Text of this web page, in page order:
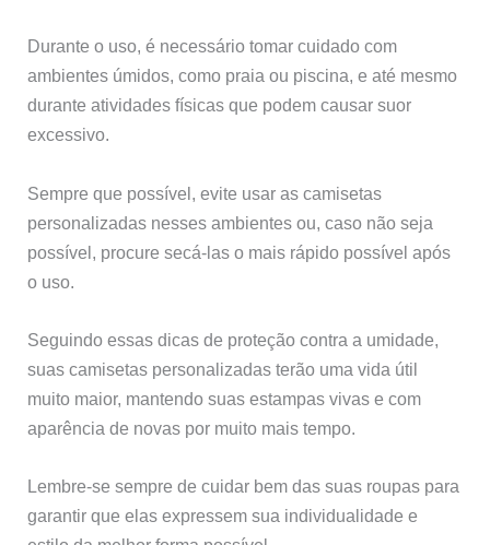
Durante o uso, é necessário tomar cuidado com
ambientes úmidos, como praia ou piscina, e até mesmo
durante atividades físicas que podem causar suor
excessivo.
Sempre que possível, evite usar as camisetas
personalizadas nesses ambientes ou, caso não seja
possível, procure secá-las o mais rápido possível após
o uso.
Seguindo essas dicas de proteção contra a umidade,
suas camisetas personalizadas terão uma vida útil
muito maior, mantendo suas estampas vivas e com
aparência de novas por muito mais tempo.
Lembre-se sempre de cuidar bem das suas roupas para
garantir que elas expressem sua individualidade e